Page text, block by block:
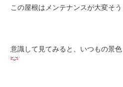
この屋根はメンテナンスが大変そう
意識して見てみると、いつもの景